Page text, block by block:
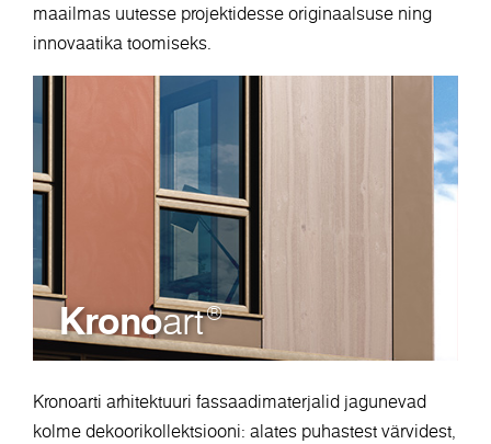
maailmas uutesse projektidesse originaalsuse ning
innovaatika toomiseks.
Kronoart®
Kronoarti arhitektuuri fassaadimaterjalid jagunevad
kolme dekoorikollektsiooni: alates puhastest värvidest,